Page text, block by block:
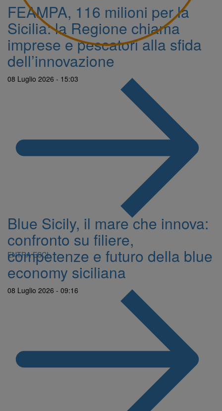
ENTRA ESCI
FEAMPA, 116 milioni per la
Sicilia: la Regione chiama
imprese e pescatori alla sfida
dell’innovazione
08 Luglio 2026 - 15:03
Blue Sicily, il mare che innova:
confronto su filiere,
competenze e futuro della blue
economy siciliana
08 Luglio 2026 - 09:16